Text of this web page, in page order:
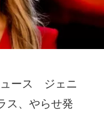
ュース ジェニ
ス、やらせ発